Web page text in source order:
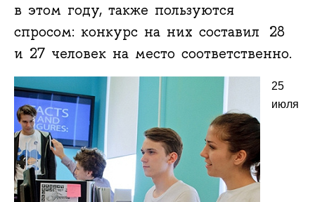
в этом году, также пользуются
спросом: конкурс на них составил 28
и 27 человек на место соответственно.
25
июля